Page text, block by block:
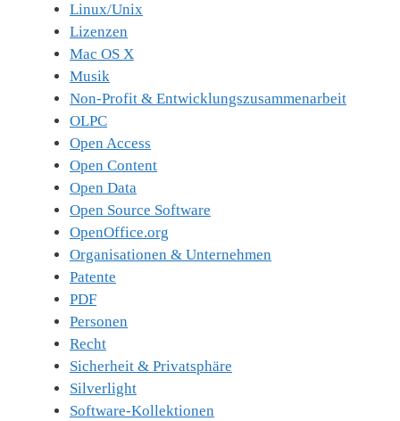
Linux/Unix
Lizenzen
Mac OS X
Musik
Non-Profit & Entwicklungszusammenarbeit
OLPC
Open Access
Open Content
Open Data
Open Source Software
OpenOffice.org
Organisationen & Unternehmen
Patente
PDF
Personen
Recht
Sicherheit & Privatsphäre
Silverlight
Software-Kollektionen